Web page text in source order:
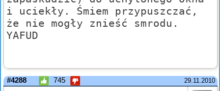
i uciekły. Śmiem przypuszczać,
że nie mogły znieść smrodu.
YAFUD
29.11.2010
#4288 745